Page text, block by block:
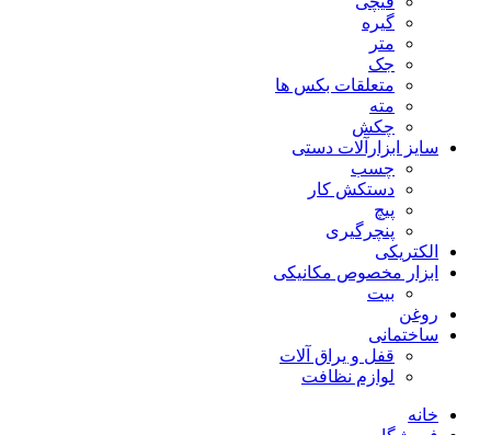
گیره
متر
جک
متعلقات بکس ها
مته
چکش
سایز ابزارآلات دستی
چسب
دستکش کار
پیچ
پنچرگیری
الکتریکی
ابزار مخصوص مکانیکی
بیت
روغن
ساختمانی
قفل و یراق آلات
لوازم نظافت
خانه